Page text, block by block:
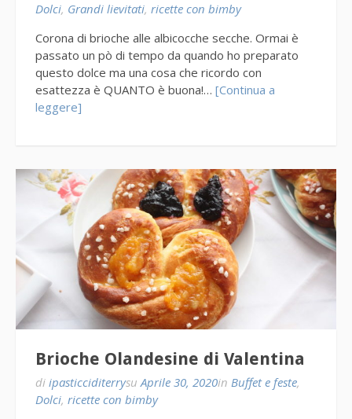
Dolci, Grandi lievitati, ricette con bimby
Corona di brioche alle albicocche secche. Ormai è
passato un pò di tempo da quando ho preparato
questo dolce ma una cosa che ricordo con
esattezza è QUANTO è buona!… [Continua a
leggere]
Brioche Olandesine di Valentina
di ipasticciditerrysu Aprile 30, 2020in Buffet e feste,
Dolci, ricette con bimby